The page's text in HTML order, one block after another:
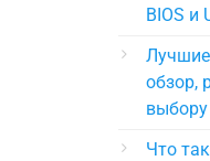
BIOS и
Лучшие
обзор,
выбору
Что